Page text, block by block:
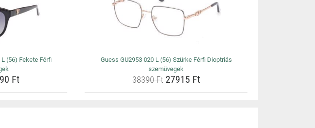
(56) Fekete Férfi
Ft
Guess GU2953 020 L (56) Szürke Férfi Dioptriás
szemüvegek
38390 Ft27915 Ft